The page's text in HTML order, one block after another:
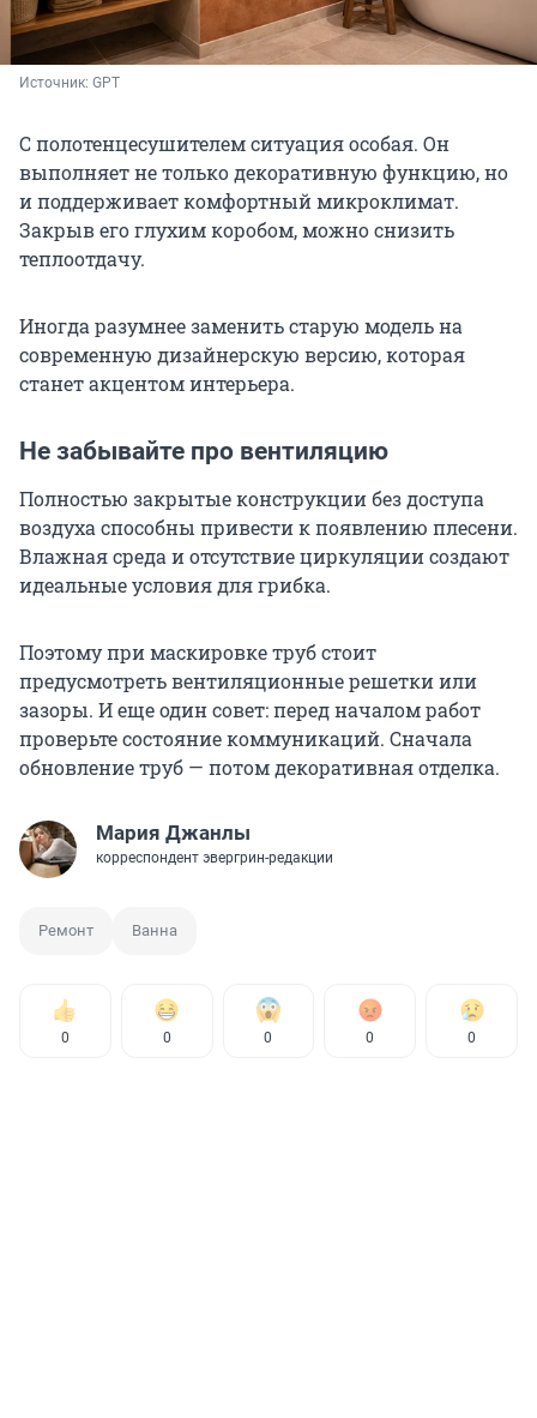
Источник: GPT
С полотенцесушителем ситуация особая. Он
выполняет не только декоративную функцию, но
и поддерживает комфортный микроклимат.
Закрыв его глухим коробом, можно снизить
теплоотдачу.
Иногда разумнее заменить старую модель на
современную дизайнерскую версию, которая
станет акцентом интерьера.
Не забывайте про вентиляцию
Полностью закрытые конструкции без доступа
воздуха способны привести к появлению плесени.
Влажная среда и отсутствие циркуляции создают
идеальные условия для грибка.
Поэтому при маскировке труб стоит
предусмотреть вентиляционные решетки или
зазоры. И еще один совет: перед началом работ
проверьте состояние коммуникаций. Сначала
обновление труб — потом декоративная отделка.
Мария Джанлы
корреспондент эвергрин-редакции
Ремонт Ванна
0 0 0 0 0